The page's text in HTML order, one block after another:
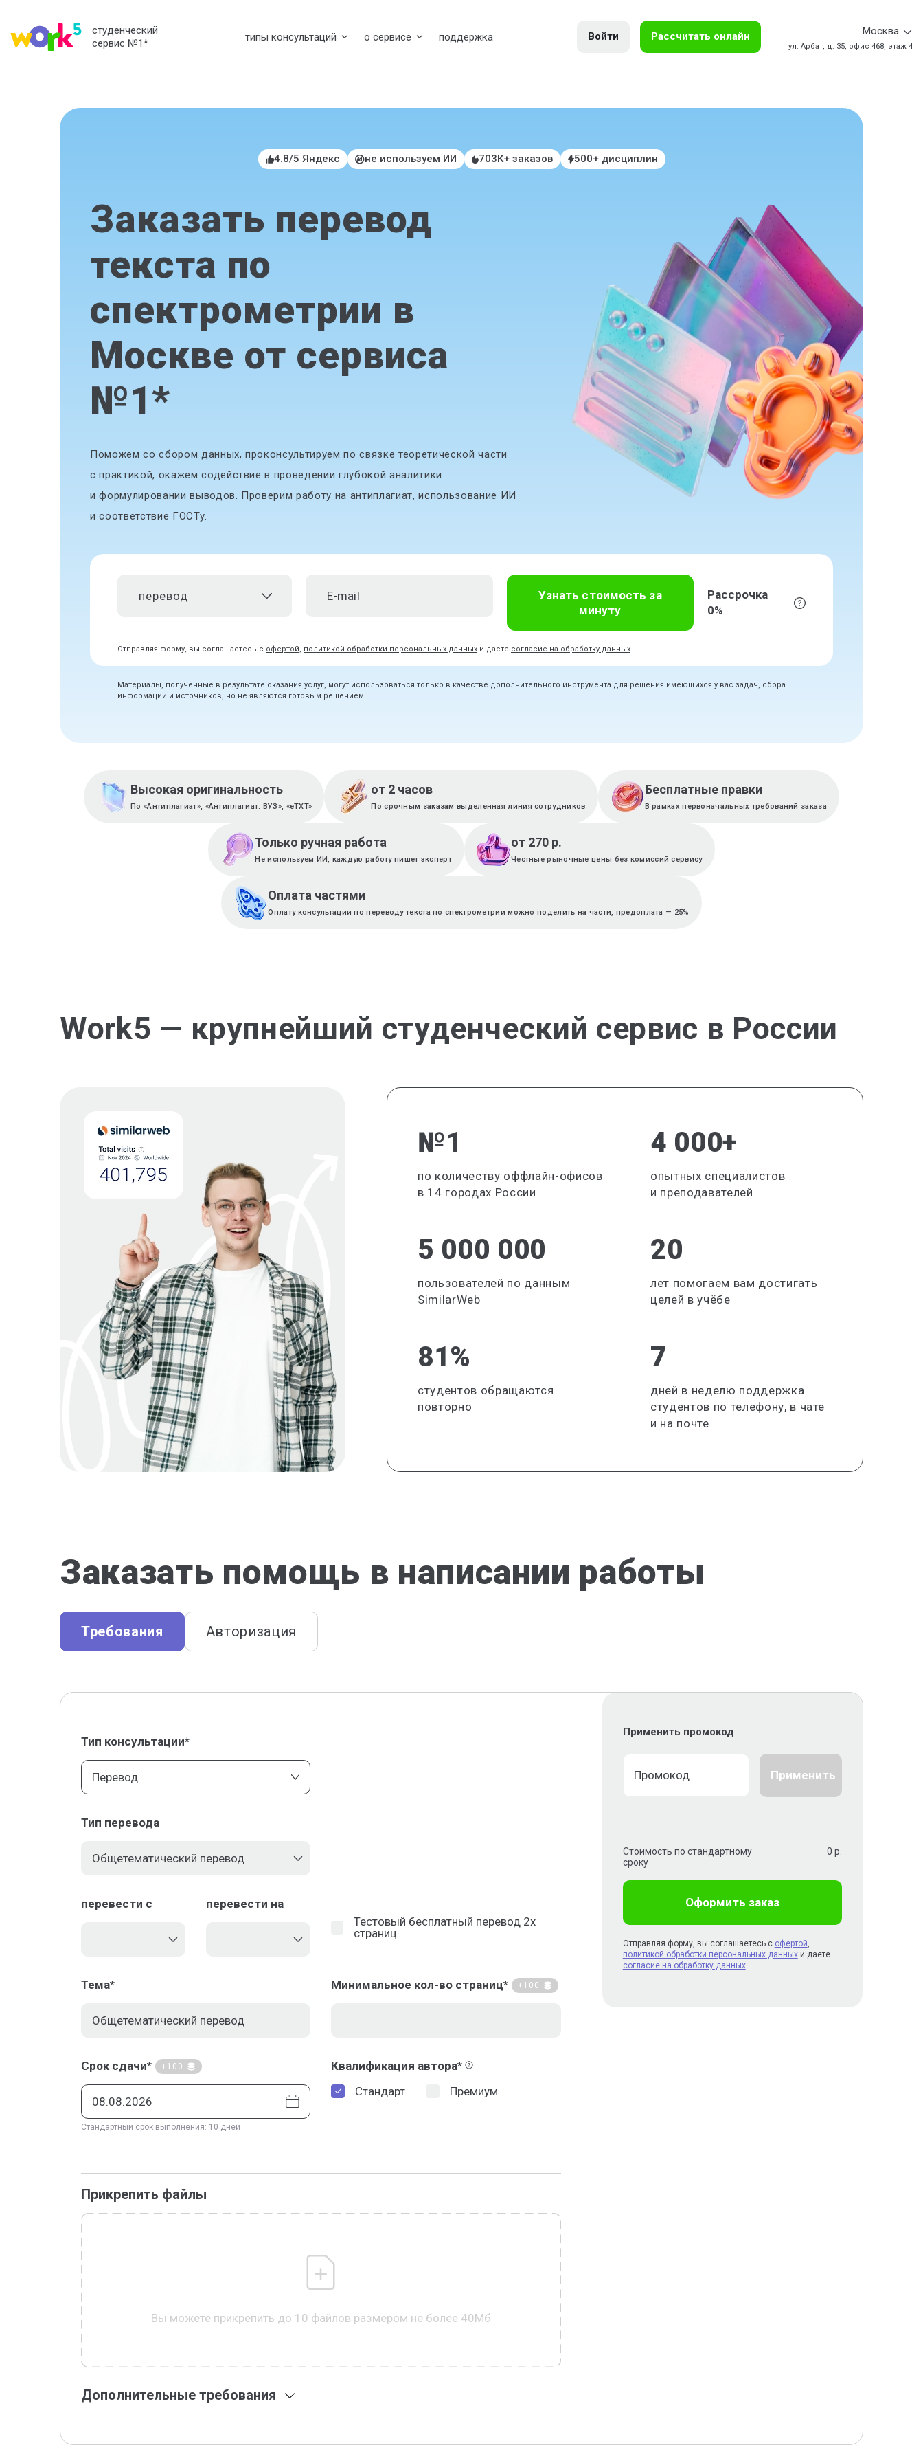
студенческий
сервис №1* типы консультаций о сервисе поддержка Войти Рассчитать онлайн Москва
ул. Арбат, д. 35, офис 468, этаж 4
4.8/5 Яндекс не используем ИИ 703К+ заказов 500+ дисциплин
Заказать перевод
текста по
спектрометрии в
Москве от сервиса
№1*
Поможем со сбором данных, проконсультируем по связке теоретической части
с практикой, окажем содействие в проведении глубокой аналитики
и формулировании выводов. Проверим работу на антиплагиат, использование ИИ
и соответствие ГОСТу.
перевод
Узнать стоимость за
минуту
Рассрочка
0%
Отправляя форму, вы соглашаетесь с офертой, политикой обработки персональных данных и даете согласие на обработку данных
Материалы, полученные в результате оказания услуг, могут использоваться только в качестве дополнительного инструмента для решения имеющихся у вас задач, сбора
информации и источников, но не являются готовым решением.
Высокая оригинальность
По «Антиплагиат», «Антиплагиат. ВУЗ», «eTXT»
от 2 часов
По срочным заказам выделенная линия сотрудников
Бесплатные правки
В рамках первоначальных требований заказа
Только ручная работа
Не используем ИИ, каждую работу пишет эксперт
от 270 р.
Честные рыночные цены без комиссий сервису
Оплата частями
Оплату консультации по переводу текста по спектрометрии можно поделить на части, предоплата — 25%
Work5 — крупнейший студенческий сервис в России
№1
по количеству оффлайн-офисов
в 14 городах России
4 000+
опытных специалистов
и преподавателей
5 000 000
пользователей по данным
SimilarWeb
20
лет помогаем вам достигать
целей в учёбе
81%
студентов обращаются
повторно
7
дней в неделю поддержка
студентов по телефону, в чате
и на почте
Заказать помощь в написании работы
Требования Авторизация
Тип консультации*
Перевод
Тип перевода
перевести с
перевести на
Тестовый бесплатный перевод 2х
страниц
Тема* Минимальное кол-во страниц* +100
Срок сдачи* +100
Стандартный срок выполнения: 10 дней
Квалификация автора*
Стандарт
Премиум
Прикрепить файлы
Вы можете прикрепить до 10 файлов размером не более 40Мб
Дополнительные требования
Применить промокод
Применить
Стоимость по стандартному
сроку
0 р.
Оформить заказ
Отправляя форму, вы соглашаетесь с офертой,
политикой обработки персональных данныхи даете
согласие на обработку данных